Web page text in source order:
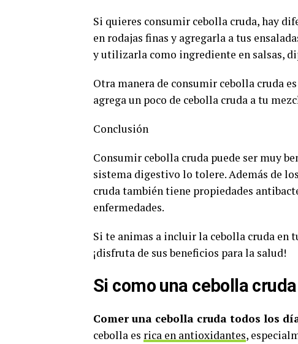
Si quieres consumir cebolla cruda, hay
en rodajas finas y agregarla a tus
y utilizarla como ingrediente en salsas,
Otra manera de consumir cebolla cruda
agrega un poco de cebolla cruda a tu
Conclusión
Consumir cebolla cruda puede ser muy
sistema digestivo lo tolere. Además de
cruda también tiene propiedades
enfermedades.
Si te animas a incluir la cebolla cruda en
¡disfruta de sus beneficios para la salud!
Si como una cebolla
Comer una cebolla cruda todos los
cebolla es rica en antioxidantes,